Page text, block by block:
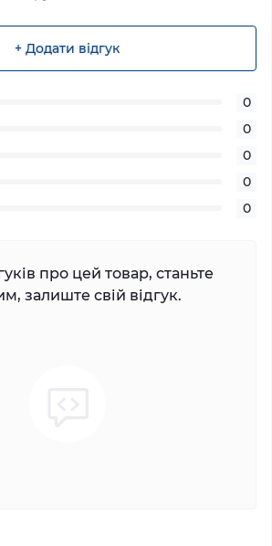
+ Додати відгук
0
0
0
0
0
про цей товар, станьте
залиште свій відгук.